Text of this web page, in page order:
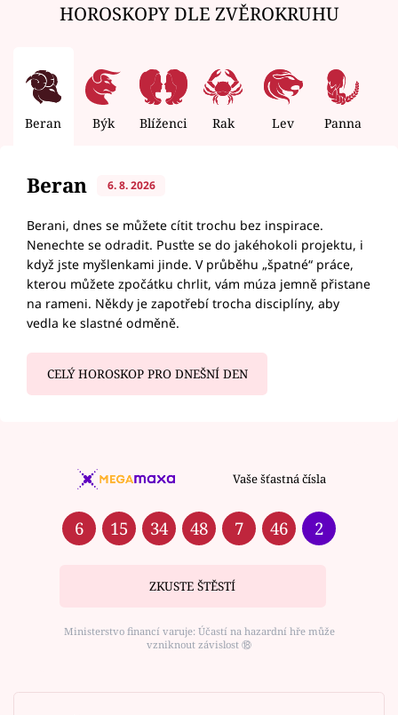
HOROSKOPY DLE ZVĚROKRUHU
Beran Býk Blíženci Rak Lev Panna
Beran 6. 8. 2026
Berani, dnes se můžete cítit trochu bez inspirace.
Nenechte se odradit. Pusťte se do jakéhokoli projektu, i
když jste myšlenkami jinde. V průběhu „špatné“ práce,
kterou můžete zpočátku chrlit, vám múza jemně přistane
na rameni. Někdy je zapotřebí trocha disciplíny, aby
vedla ke slastné odměně.
CELÝ HOROSKOP PRO DNEŠNÍ DEN
Vaše šťastná čísla
6 15 34 48 7 46 2
ZKUSTE ŠTĚSTÍ
Ministerstvo financí varuje: Účastí na hazardní hře může
vzniknout závislost ⑱